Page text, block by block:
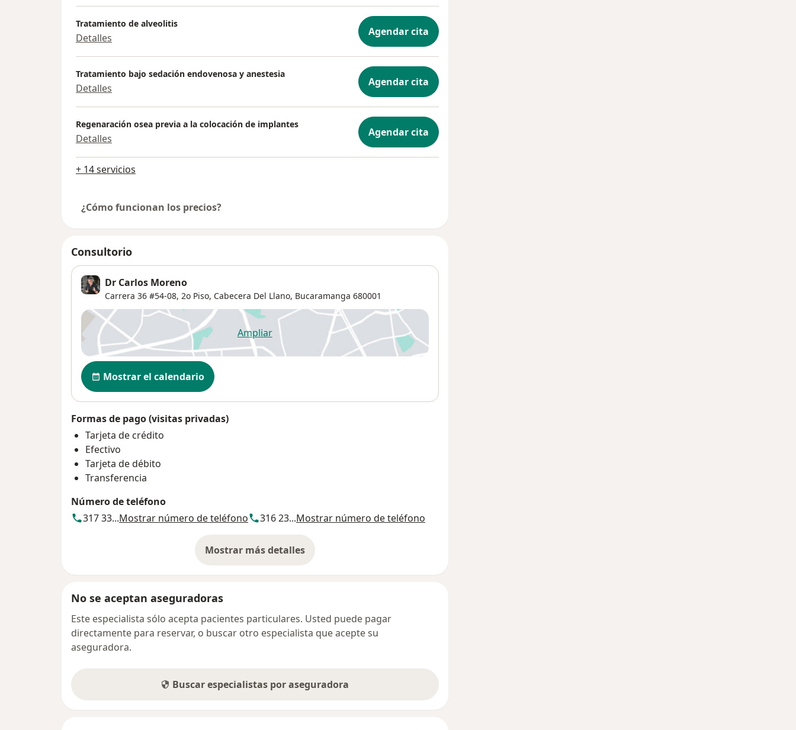
Tratamiento de alveolitis
Detalles Agendar cita
Tratamiento bajo sedación endovenosa y anestesia
Detalles Agendar cita
Regenaración osea previa a la colocación de implantes
Detalles Agendar cita
+ 14 servicios
¿Cómo funcionan los precios?
Consultorio
Dr Carlos Moreno
Carrera 36 #54-08, 2o Piso, Cabecera Del Llano, Bucaramanga 680001
Ampliarse abre en una nueva pestaña
Disponibilidad
Mostrar el calendario
Formas de pago (visitas privadas)
Tarjeta de crédito
Efectivo
Tarjeta de débito
Transferencia
Número de teléfono
317 33...Mostrar número de teléfono 316 23...Mostrar número de teléfono
Mostrar más detalles
sobre la dirección
No se aceptan aseguradoras
Este especialista sólo acepta pacientes particulares. Usted puede pagar
directamente para reservar, o buscar otro especialista que acepte su
aseguradora.
Buscar especialistas por aseguradora